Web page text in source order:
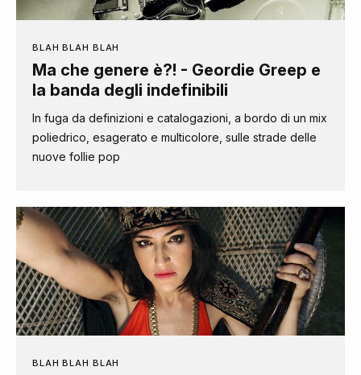
BLAH BLAH BLAH
Ma che genere è?! - Geordie Greep e
la banda degli indefinibili
In fuga da definizioni e catalogazioni, a bordo di un mix
poliedrico, esagerato e multicolore, sulle strade delle
nuove follie pop
BLAH BLAH BLAH